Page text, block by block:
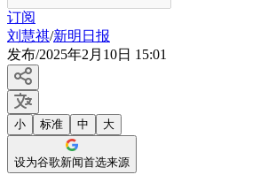
订阅
刘慧祺/新明日报
发布/2025年2月10日 15:01
小 标准 中 大
设为谷歌新闻首选来源